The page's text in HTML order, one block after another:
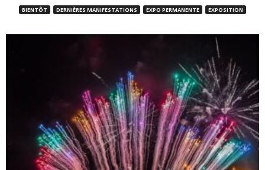
BIENTÔT DERNIÈRES MANIFESTATIONS EXPO PERMANENTE EXPOSITION